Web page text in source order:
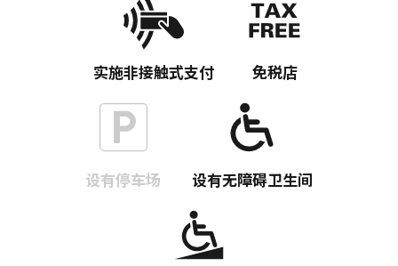
实施非接触式支付 免税店
设有停车场 设有无障碍卫生间